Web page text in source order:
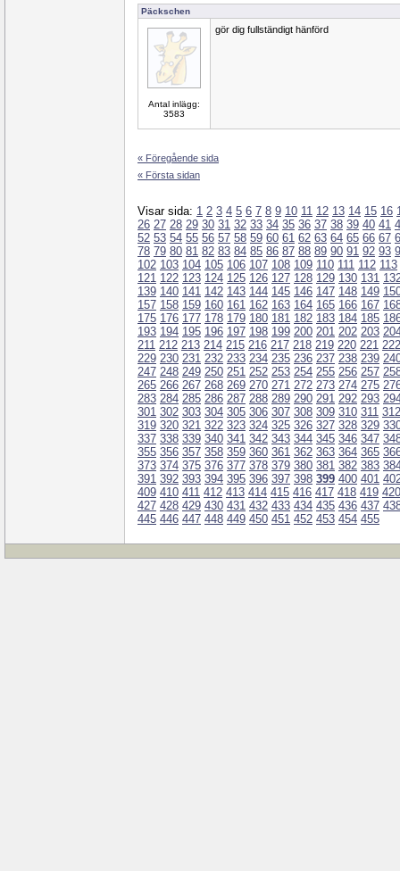
Päckschen
Antal inlägg:
3583
gör dig fullständigt hänförd
« Föregående sida
« Första sidan
Visar sida: 1 2 3 4 5 6 7 8 9 10 11 12 13 14 15 16
26 27 28 29 30 31 32 33 34 35 36 37 38 39 40 41
52 53 54 55 56 57 58 59 60 61 62 63 64 65 66 67
78 79 80 81 82 83 84 85 86 87 88 89 90 91 92 93
102 103 104 105 106 107 108 109 110 111 112 113
121 122 123 124 125 126 127 128 129 130 131
139 140 141 142 143 144 145 146 147 148 149
157 158 159 160 161 162 163 164 165 166 167
175 176 177 178 179 180 181 182 183 184 185
193 194 195 196 197 198 199 200 201 202 203
211 212 213 214 215 216 217 218 219 220 221 222
229 230 231 232 233 234 235 236 237 238 239
247 248 249 250 251 252 253 254 255 256 257
265 266 267 268 269 270 271 272 273 274 275
283 284 285 286 287 288 289 290 291 292 293
301 302 303 304 305 306 307 308 309 310 311 312
319 320 321 322 323 324 325 326 327 328 329
337 338 339 340 341 342 343 344 345 346 347
355 356 357 358 359 360 361 362 363 364 365
373 374 375 376 377 378 379 380 381 382 383
391 392 393 394 395 396 397 398 399 400 401
409 410 411 412 413 414 415 416 417 418 419 420
427 428 429 430 431 432 433 434 435 436 437
445 446 447 448 449 450 451 452 453 454 455